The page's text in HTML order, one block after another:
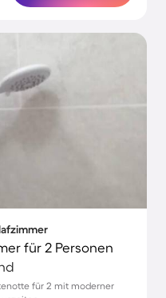
für 2 Personen
für 2 mit moderner